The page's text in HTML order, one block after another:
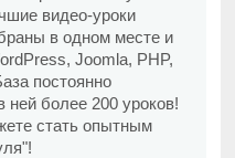
видео-уроки
в одном месте и
Joomla, PHP,
постоянно
ней более 200 уроков!
стать опытным